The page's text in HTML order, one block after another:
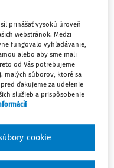
Prihláste sa
len
prinášať vysokú úroveň
webstránok. Medzi
fungovalo vyhľadávanie,
alebo aby sme mali
od Vás potrebujeme
malých súborov, ktoré sa
ďakujeme za udelenie
služieb a prispôsobenie
cookie